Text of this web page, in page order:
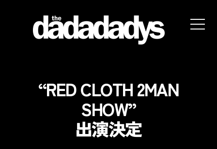
website
“RED CLOTH 2MAN
SHOW”
出演決定